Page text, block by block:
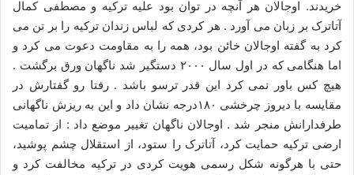
خریدند. اوجالان هر آنچه در توان بود علیه ترکیه و مصطفی کمال
آتاترک بر زبان می آورد . هر کردی که لباس زندان ترکیه را بر تن می
کرد به گفته اوجالان خائن بود، همه را به مقاومت دعوت می کرد و
اما هنگامی که در اول سال ۲۰۰۰ دستگیر شد ناگهان ورق برگشت .
هیچ کس باور نمی کرد این قدر ترسو باشد . رفتا رو گفتارش در
مقایسه با دیروز چرخشی ۱۸۰درجه نشان داد و این به ریزش ناگهانی
طرفدارانش منجر شد . اوجالان ناگهان تغییر موضع داد : از تمامیت
ارضی ترکیه حمایت کرد، آتاترک را ستود، از استقلال چشم پوشید،
حتی با هرگونه شکل رسمی هویت کردی در ترکیه مخالفت کرد و